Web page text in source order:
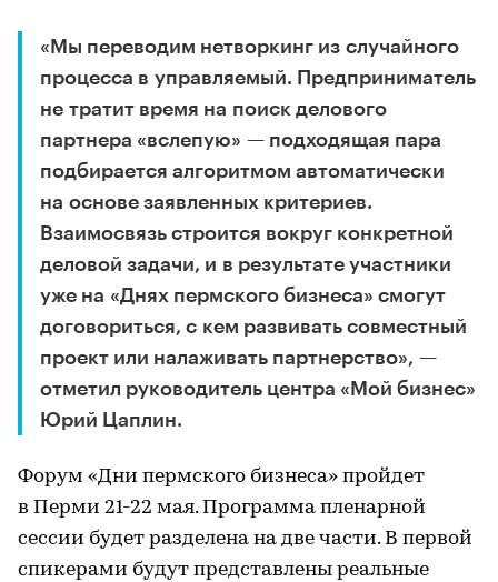
«Мы переводим нетворкинг из случайного
процесса в управляемый. Предприниматель
не тратит время на поиск делового
партнера «вслепую» — подходящая пара
подбирается алгоритмом автоматически
на основе заявленных критериев.
Взаимосвязь строится вокруг конкретной
деловой задачи, и в результате участники
уже на «Днях пермского бизнеса» смогут
договориться, с кем развивать совместный
проект или налаживать партнерство», —
отметил руководитель центра «Мой бизнес»
Юрий Цаплин.
Форум «Дни пермского бизнеса» пройдет
в Перми 21-22 мая. Программа пленарной
сессии будет разделена на две части. В первой
спикерами будут представлены реальные